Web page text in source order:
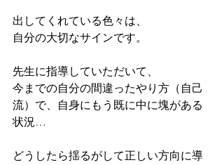
出してくれている色々は、
自分の大切なサインです。
先生に指導していただいて、
今までの自分の間違ったやり方（自己
流）で、自身にもう既に中に塊がある
状況…
どうしたら揺るがして正しい方向に導